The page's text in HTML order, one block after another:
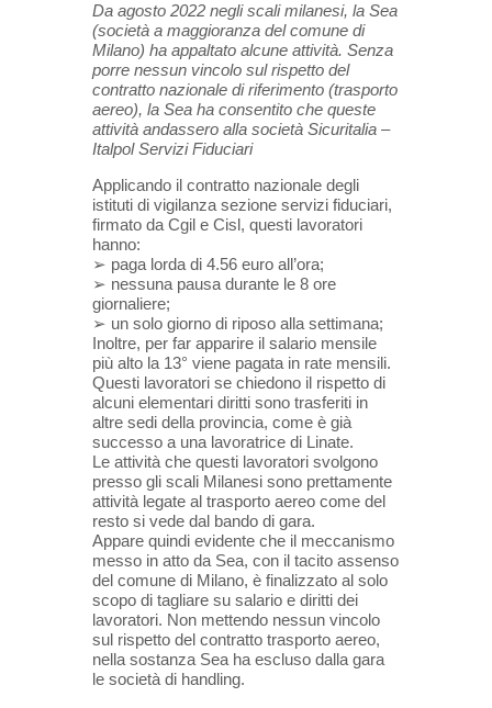
Da agosto 2022 negli scali milanesi, la Sea
(società a maggioranza del comune di
Milano) ha appaltato alcune attività. Senza
porre nessun vincolo sul rispetto del
contratto nazionale di riferimento (trasporto
aereo), la Sea ha consentito che queste
attività andassero alla società Sicuritalia –
Italpol Servizi Fiduciari
Applicando il contratto nazionale degli
istituti di vigilanza sezione servizi fiduciari,
firmato da Cgil e Cisl, questi lavoratori
hanno:
➢ paga lorda di 4.56 euro all’ora;
➢ nessuna pausa durante le 8 ore
giornaliere;
➢ un solo giorno di riposo alla settimana;
Inoltre, per far apparire il salario mensile
più alto la 13° viene pagata in rate mensili.
Questi lavoratori se chiedono il rispetto di
alcuni elementari diritti sono trasferiti in
altre sedi della provincia, come è già
successo a una lavoratrice di Linate.
Le attività che questi lavoratori svolgono
presso gli scali Milanesi sono prettamente
attività legate al trasporto aereo come del
resto si vede dal bando di gara.
Appare quindi evidente che il meccanismo
messo in atto da Sea, con il tacito assenso
del comune di Milano, è finalizzato al solo
scopo di tagliare su salario e diritti dei
lavoratori. Non mettendo nessun vincolo
sul rispetto del contratto trasporto aereo,
nella sostanza Sea ha escluso dalla gara
le società di handling.